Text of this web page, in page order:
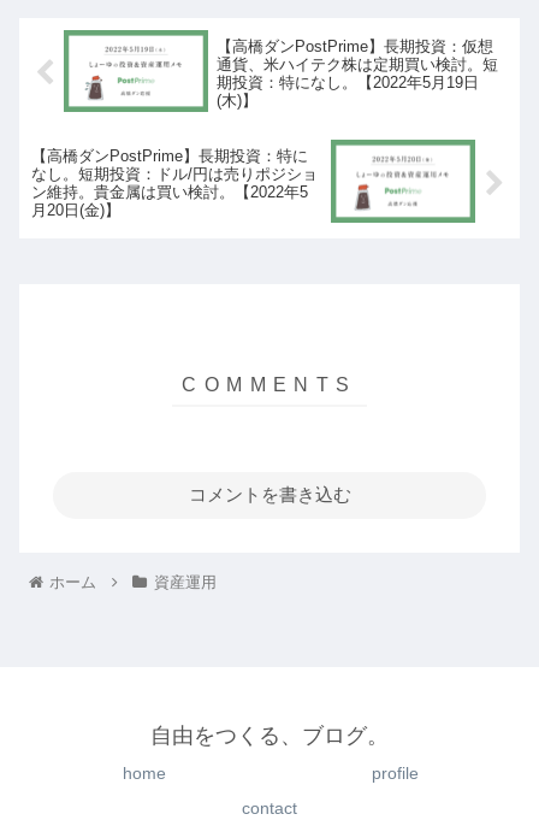
【高橋ダンPostPrime】長期投資：仮想
通貨、米ハイテク株は定期買い検討。短
期投資：特になし。【2022年5月19日
(木)】
【高橋ダンPostPrime】長期投資：特に
なし。短期投資：ドル/円は売りポジショ
ン維持。貴金属は買い検討。【2022年5
月20日(金)】
コメントを書き込む
ホーム 資産運用
自由をつくる、ブログ。
home
profile
contact